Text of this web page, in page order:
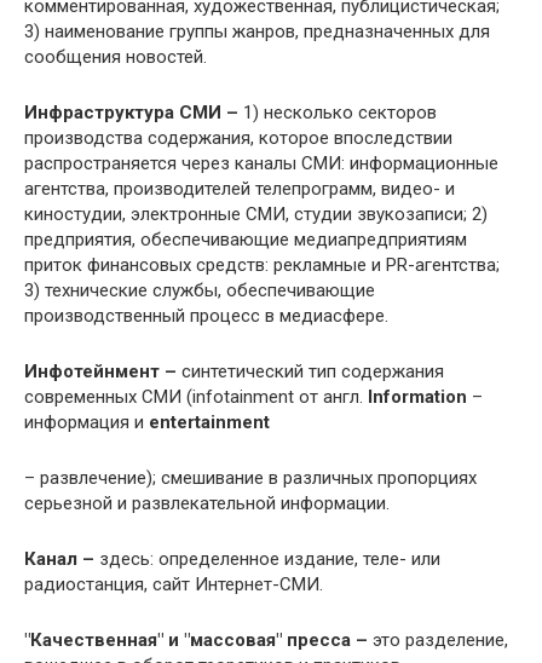
комментированная, художественная, публицистическая;
3) наименование группы жанров, предназначенных для
сообщения новостей.
Инфраструктура СМИ – 1) несколько секторов
производства содержания, которое впоследствии
распространяется через каналы СМИ: информационные
агентства, производителей телепрограмм, видео- и
киностудии, электронные СМИ, студии звукозаписи; 2)
предприятия, обеспечивающие медиапредприятиям
приток финансовых средств: рекламные и PR-агентства;
3) технические службы, обеспечивающие
производственный процесс в медиасфере.
Инфотейнмент – синтетический тип содержания
современных СМИ (infotainment от англ. Information –
информация и entertainment
– развлечение); смешивание в различных пропорциях
серьезной и развлекательной информации.
Канал – здесь: определенное издание, теле- или
радиостанция, сайт Интернет-СМИ.
"Качественная" и "массовая" пресса – это разделение,